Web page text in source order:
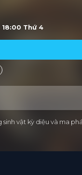
18:00 Thứ 4
vật kỳ diệu và ma